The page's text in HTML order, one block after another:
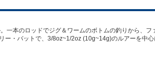
一本のロッドでジグ＆ワームのボトムの釣りから、
ー・バットで、3/8oz~1/2oz (10g~14g)のルアーを中